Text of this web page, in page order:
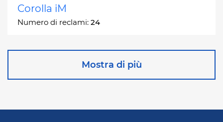
Corolla iM
Numero di reclami: 24
Corona Station Wagon
Mostra di più